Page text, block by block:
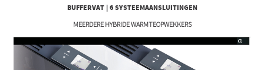
BUFFERVAT | 6 SYSTEEMAANSLUITINGEN
MEERDERE HYBRIDE WARMTEOPWEKKERS